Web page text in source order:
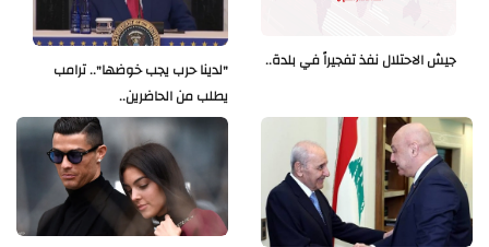
"لدينا حرب يجب خوضها".. ترامب
يطلب من الحاضرين..
جيش الاحتلال نفذ تفجيراً في بلدة..